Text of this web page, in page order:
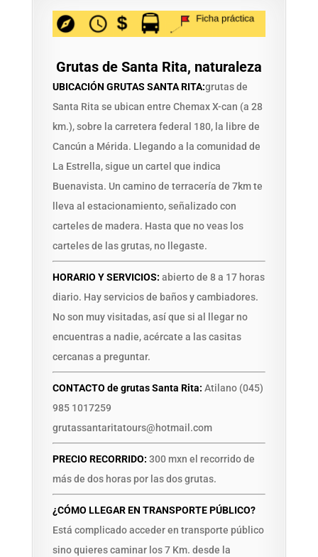
Grutas de Santa Rita, naturaleza
UBICACIÓN GRUTAS SANTA RITA:grutas de
Santa Rita se ubican entre Chemax X-can (a 28
km.), sobre la carretera federal 180, la libre de
Cancún a Mérida. Llegando a la comunidad de
La Estrella, sigue un cartel que indica
Buenavista. Un camino de terracería de 7km te
lleva al estacionamiento, señalizado con
carteles de madera. Hasta que no veas los
carteles de las grutas, no llegaste.
HORARIO Y SERVICIOS: abierto de 8 a 17 horas
diario. Hay servicios de baños y cambiadores.
No son muy visitadas, así que si al llegar no
encuentras a nadie, acércate a las casitas
cercanas a preguntar.
CONTACTO de grutas Santa Rita: Atilano (045)
985 1017259
grutassantaritatours@hotmail.com
PRECIO RECORRIDO: 300 mxn el recorrido de
más de dos horas por las dos grutas.
¿CÓMO LLEGAR EN TRANSPORTE PÚBLICO?
Está complicado acceder en transporte público
sino quieres caminar los 7 Km. desde la